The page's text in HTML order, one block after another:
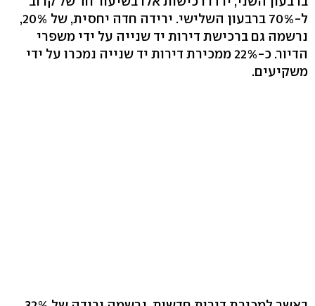
ל-70% ברבעון השלישי. ירידה חדה יחסית, של 20%,
נרשמה גם ברכישת דירות יד שנייה על ידי משפרי
הדיור. כ-22% ממכירת דירות יד שנייה נמכרו על ידי
משקיעים.